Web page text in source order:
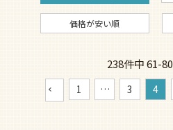
価格が安い順
238件中61-80
1 … 3 4